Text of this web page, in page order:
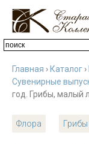
Главная › Каталог ›
Сувенирные
год. Грибы, малый
Флора Грибы